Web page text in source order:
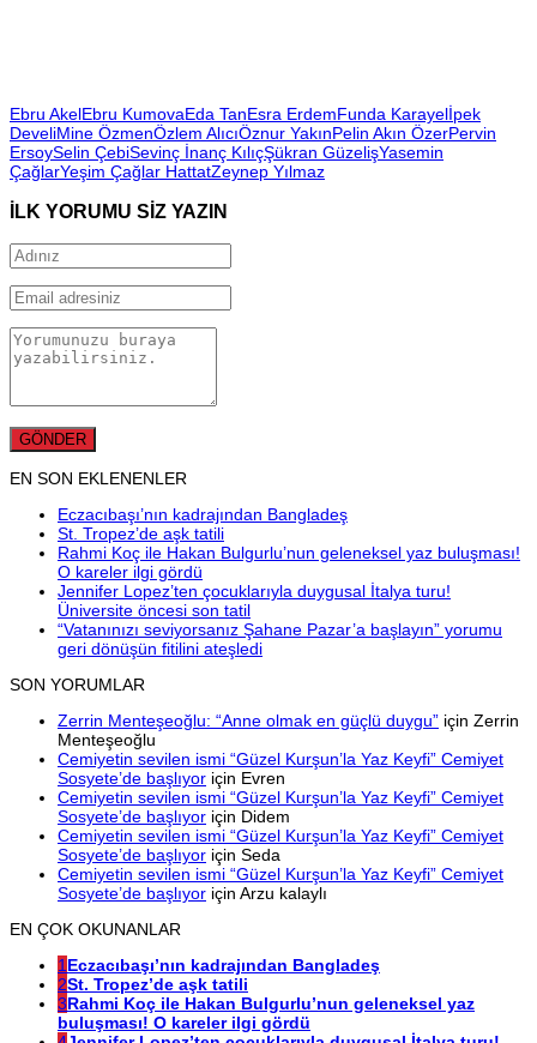
Ebru AkelEbru KumovaEda TanEsra ErdemFunda Karayelİpek
DeveliMine ÖzmenÖzlem AlıcıÖznur YakınPelin Akın ÖzerPervin
ErsoySelin ÇebiSevinç İnanç KılıçŞükran GüzelişYasemin
ÇağlarYeşim Çağlar HattatZeynep Yılmaz
İLK YORUMU SİZ YAZIN
EN SON EKLENENLER
Eczacıbaşı’nın kadrajından Bangladeş
St. Tropez’de aşk tatili
Rahmi Koç ile Hakan Bulgurlu’nun geleneksel yaz buluşması!
O kareler ilgi gördü
Jennifer Lopez’ten çocuklarıyla duygusal İtalya turu!
Üniversite öncesi son tatil
“Vatanınızı seviyorsanız Şahane Pazar’a başlayın” yorumu
geri dönüşün fitilini ateşledi
SON YORUMLAR
Zerrin Menteşeoğlu: “Anne olmak en güçlü duygu” için Zerrin
Menteşeoğlu
Cemiyetin sevilen ismi “Güzel Kurşun’la Yaz Keyfi” Cemiyet
Sosyete’de başlıyor için Evren
Cemiyetin sevilen ismi “Güzel Kurşun’la Yaz Keyfi” Cemiyet
Sosyete’de başlıyor için Didem
Cemiyetin sevilen ismi “Güzel Kurşun’la Yaz Keyfi” Cemiyet
Sosyete’de başlıyor için Seda
Cemiyetin sevilen ismi “Güzel Kurşun’la Yaz Keyfi” Cemiyet
Sosyete’de başlıyor için Arzu kalaylı
EN ÇOK OKUNANLAR
1 Eczacıbaşı’nın kadrajından Bangladeş
2St. Tropez’de aşk tatili
3Rahmi Koç ile Hakan Bulgurlu’nun geleneksel yaz
buluşması! O kareler ilgi gördü